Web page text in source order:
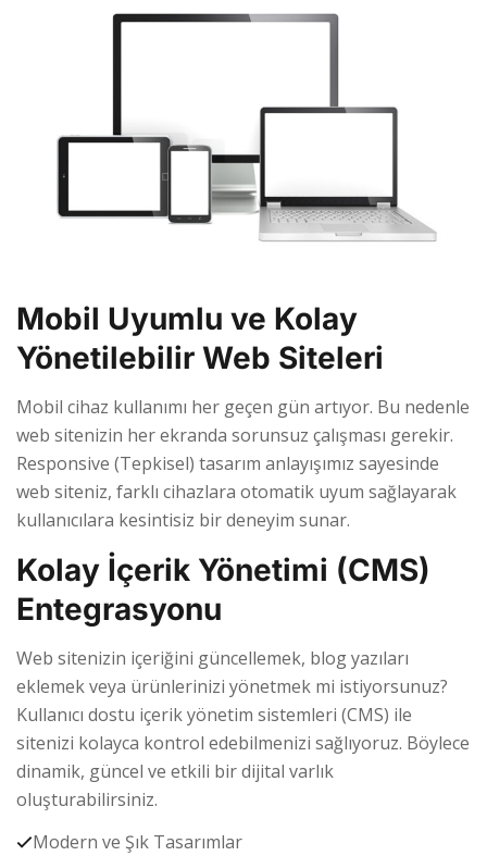
Mobil Uyumlu ve Kolay
Yönetilebilir Web Siteleri
Mobil cihaz kullanımı her geçen gün artıyor. Bu nedenle
web sitenizin her ekranda sorunsuz çalışması gerekir.
Responsive (Tepkisel) tasarım anlayışımız sayesinde
web siteniz, farklı cihazlara otomatik uyum sağlayarak
kullanıcılara kesintisiz bir deneyim sunar.
Kolay İçerik Yönetimi (CMS)
Entegrasyonu
Web sitenizin içeriğini güncellemek, blog yazıları
eklemek veya ürünlerinizi yönetmek mi istiyorsunuz?
Kullanıcı dostu içerik yönetim sistemleri (CMS) ile
sitenizi kolayca kontrol edebilmenizi sağlıyoruz. Böylece
dinamik, güncel ve etkili bir dijital varlık
oluşturabilirsiniz.
Modern ve Şık Tasarımlar